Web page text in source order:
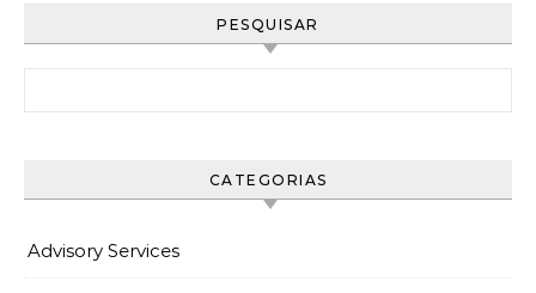
PESQUISAR
CATEGORIAS
Advisory Services